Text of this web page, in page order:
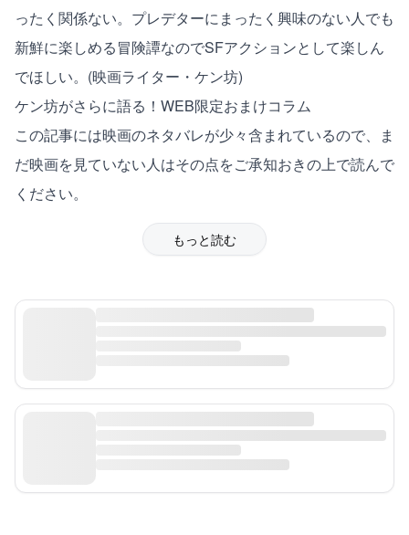
ったく関係ない。プレデターにまったく興味のない人でも
新鮮に楽しめる冒険譚なのでSFアクションとして楽しん
でほしい。(映画ライター・ケン坊)
ケン坊がさらに語る！WEB限定おまけコラム
この記事には映画のネタバレが少々含まれているので、ま
だ映画を見ていない人はその点をご承知おきの上で読んで
ください。
もっと読む